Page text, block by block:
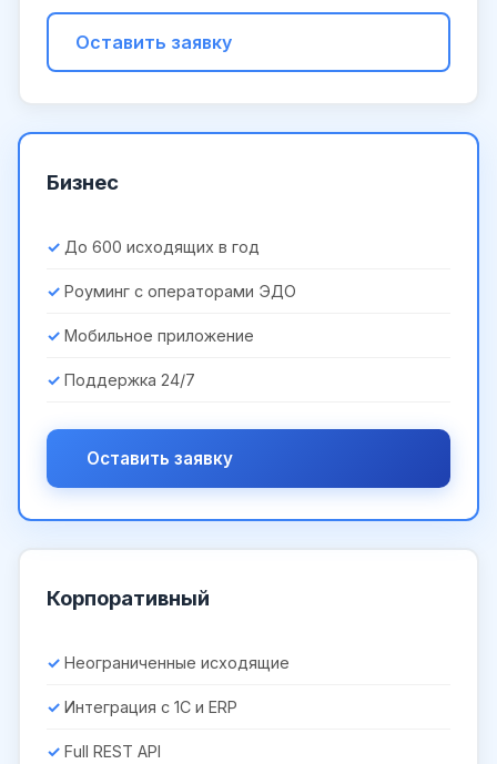
Оставить заявку
Бизнес
До 600 исходящих в год
Роуминг с операторами ЭДО
Мобильное приложение
Поддержка 24/7
Оставить заявку
Корпоративный
Неограниченные исходящие
Интеграция с 1С и ERP
Full REST API